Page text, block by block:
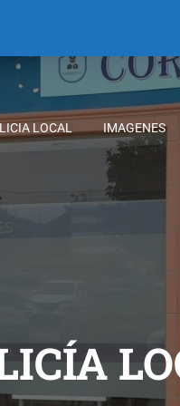
LOCAL IMAGENES